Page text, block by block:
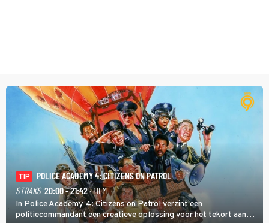
TIP
POLICE ACADEMY 4: CITIZENS ON PATROL
STRAKS 20:00 - 21:42· FILM
In Police Academy 4: Citizens on Patrol verzint een
politiecommandant een creatieve oplossing voor het tekort aan